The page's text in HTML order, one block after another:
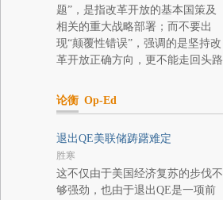
题”，是指改革开放的基本国策及
相关的重大战略部署；而不要出
现“颠覆性错误”，强调的是坚持改
革开放正确方向，更不能走回头路
论衡 Op-Ed
退出QE美联储踌躇难定
胜寒
这不仅由于美国经济复苏的步伐不
够强劲，也由于退出QE是一项前